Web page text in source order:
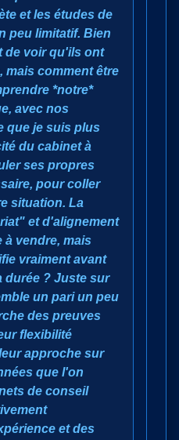
et les études de
peu limitatif. Bien
de voir qu'ils ont
mais comment être
*notre*
avec nos
que je suis plus
du cabinet à
ses propres
pour coller
situation. La
et d'alignement
vendre, mais
vraiment avant
durée ? Juste sur
un pari un peu
des preuves
flexibilité
approche sur
que l'on
de conseil
et des